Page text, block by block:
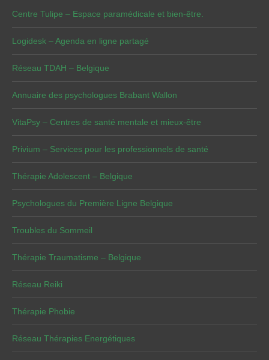
Centre Tulipe – Espace paramédicale et bien-être.
Logidesk – Agenda en ligne partagé
Réseau TDAH – Belgique
Annuaire des psychologues Brabant Wallon
VitaPsy – Centres de santé mentale et mieux-être
Privium – Services pour les professionnels de santé
Thérapie Adolescent – Belgique
Psychologues du Première Ligne Belgique
Troubles du Sommeil
Thérapie Traumatisme – Belgique
Réseau Reiki
Thérapie Phobie
Réseau Thérapies Energétiques